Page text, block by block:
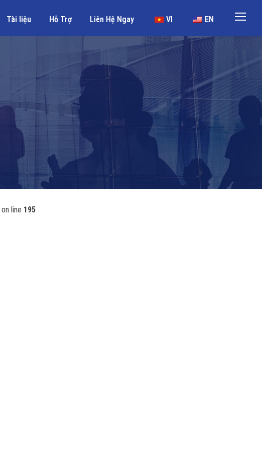
Tài liệu Hỗ Trợ Liên Hệ Ngay VI EN
on line 195